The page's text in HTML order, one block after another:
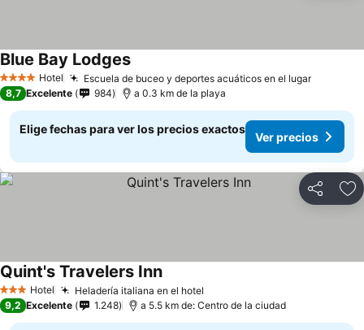
4 EstrellasHotel Escuela de buceo y deportes acuáticos en el lugarVer
Blue Bay LodgesVer precios
8,7 Excelente 984 a 0.3 km de la playa
Elige fechas para ver los precios exactos
Ver precios
Compartir
3 Estrellas
Hotel Heladería italiana en el hotel
Quint's Travelers InnVer precios
9,2 Excelente 1.248 a 5.5 km de: Centro de la ciudad